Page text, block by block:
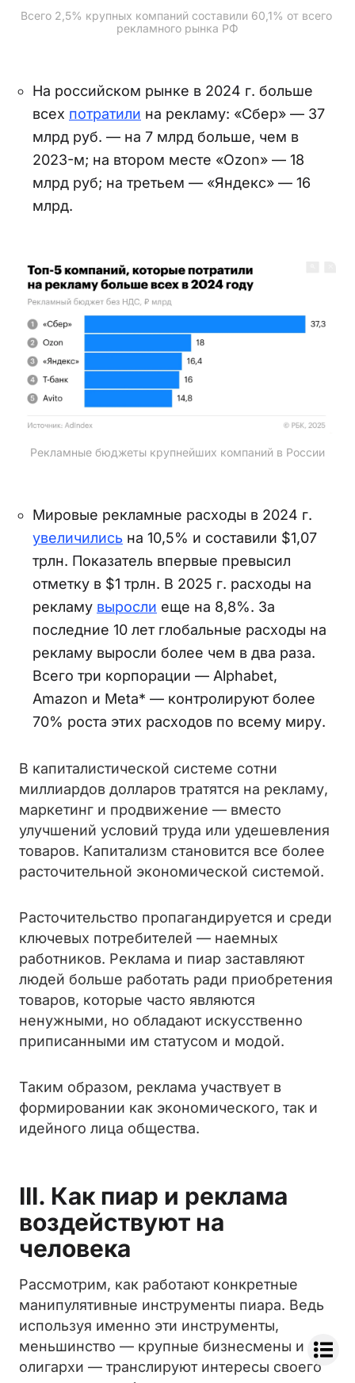
Всего 2,5% крупных компаний составили 60,1% от всего
рекламного рынка РФ
На российском рынке в 2024 г. больше
всех потратили на рекламу: «Сбер» — 37
млрд руб. — на 7 млрд больше, чем в
2023-м; на втором месте «Ozon» — 18
млрд руб; на третьем — «Яндекс» — 16
млрд.
Рекламные бюджеты крупнейших компаний в России
Мировые рекламные расходы в 2024 г.
увеличились на 10,5% и составили $1,07
трлн. Показатель впервые превысил
отметку в $1 трлн. В 2025 г. расходы на
рекламу выросли еще на 8,8%. За
последние 10 лет глобальные расходы на
рекламу выросли более чем в два раза.
Всего три корпорации — Alphabet,
Amazon и Meta* — контролируют более
70% роста этих расходов по всему миру.
В капиталистической системе сотни
миллиардов долларов тратятся на рекламу,
маркетинг и продвижение — вместо
улучшений условий труда или удешевления
товаров. Капитализм становится все более
расточительной экономической системой.
Расточительство пропагандируется и среди
ключевых потребителей — наемных
работников. Реклама и пиар заставляют
людей больше работать ради приобретения
товаров, которые часто являются
ненужными, но обладают искусственно
приписанными им статусом и модой.
Таким образом, реклама участвует в
формировании как экономического, так и
идейного лица общества.
III. Как пиар и реклама
воздействуют на
человека
Рассмотрим, как работают конкретные
манипулятивные инструменты пиара. Ведь
используя именно эти инструменты,
меньшинство — крупные бизнесмены и
олигархи — транслируют интересы своего